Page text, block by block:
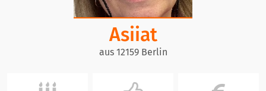
Asiiat
aus 12159 Berlin